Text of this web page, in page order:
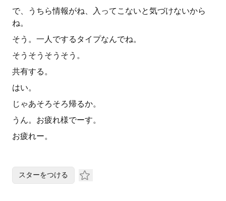
で、うちら情報がね、入ってこないと気づけないから
ね。
そう。一人でするタイプなんでね。
そうそうそうそう。
共有する。
はい。
じゃあそろそろ帰るか。
うん。お疲れ様でーす。
お疲れー。
スターをつける